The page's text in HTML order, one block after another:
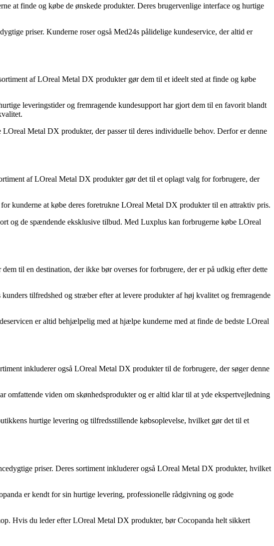
at finde og købe de ønskede produkter. Deres brugervenlige interface og hurtige
priser. Kunderne roser også Med24s pålidelige kundeservice, der altid er
af LOreal Metal DX produkter gør dem til et ideelt sted at finde og købe
leveringstider og fremragende kundesupport har gjort dem til en favorit blandt
Metal DX produkter, der passer til deres individuelle behov. Derfor er denne
af LOreal Metal DX produkter gør det til et oplagt valg for forbrugere, der
kunderne at købe deres foretrukne LOreal Metal DX produkter til en attraktiv pris.
og de spændende eksklusive tilbud. Med Luxplus kan forbrugerne købe LOreal
til en destination, der ikke bør overses for forbrugere, der er på udkig efter dette
tilfredshed og stræber efter at levere produkter af høj kvalitet og fremragende
er altid behjælpelig med at hjælpe kunderne med at finde de bedste LOreal
inkluderer også LOreal Metal DX produkter til de forbrugere, der søger denne
omfattende viden om skønhedsprodukter og er altid klar til at yde ekspertvejledning
hurtige levering og tilfredsstillende købsoplevelse, hvilket gør det til et
priser. Deres sortiment inkluderer også LOreal Metal DX produkter, hvilket
er kendt for sin hurtige levering, professionelle rådgivning og gode
Hvis du leder efter LOreal Metal DX produkter, bør Cocopanda helt sikkert